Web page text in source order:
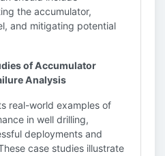
the accumulator,
and mitigating potential
of Accumulator
Analysis
real-world examples of
in well drilling,
deployments and
case studies illustrate